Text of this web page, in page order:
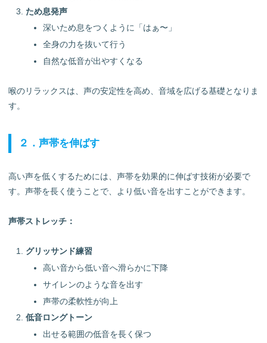
ため息発声
深いため息をつくように「はぁ〜」
全身の力を抜いて行う
自然な低音が出やすくなる
喉のリラックスは、声の安定性を高め、音域を広げる基礎となりま
す。
２．声帯を伸ばす
高い声を低くするためには、声帯を効果的に伸ばす技術が必要で
す。声帯を長く使うことで、より低い音を出すことができます。
声帯ストレッチ：
グリッサンド練習
高い音から低い音へ滑らかに下降
サイレンのような音を出す
声帯の柔軟性が向上
低音ロングトーン
出せる範囲の低音を長く保つ